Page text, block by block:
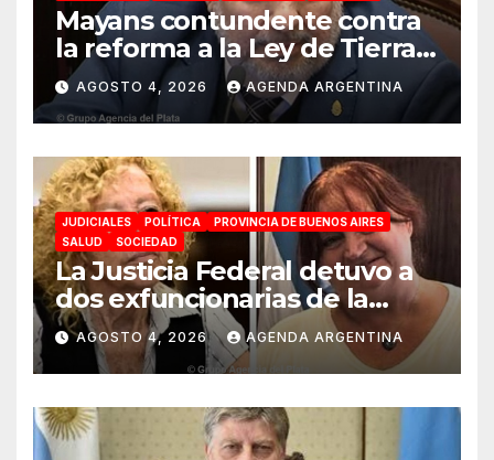
Mayans contundente contra
la reforma a la Ley de Tierras:
«Esta ley vende el país»
AGOSTO 4, 2026 AGENDA ARGENTINA
JUDICIALES POLÍTICA
PROVINCIA DE BUENOS AIRES
SALUD
SOCIEDAD
La Justicia Federal detuvo a
dos exfuncionarias de la
ANMAT y el INAME por la
causa del fentanilo
contaminado
AGOSTO 4, 2026 AGENDA ARGENTINA